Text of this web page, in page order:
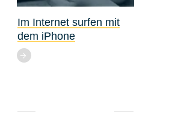
Im Internet surfen mit
dem iPhone